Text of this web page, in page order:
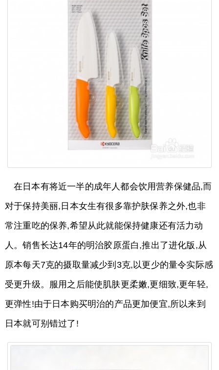
在日本有将近一半的成年人都会饮用营养保健品,而
对于保持美丽,日本女生有很多靠护肤保养之外,也非
常注重吃的保养,希望从此就能保持健康还有活力动
人。销售长达14年的明治胶原蛋白,推出了进化版,从
原本每天7克的摄取量减少到3克,以更少的量令实际感
受更升级。服用之后能使肌肤更柔嫩,更细致,更年轻,
更弹性!由于日本购买明治的产品更加便宜,所以来到
日本就可别错过了!